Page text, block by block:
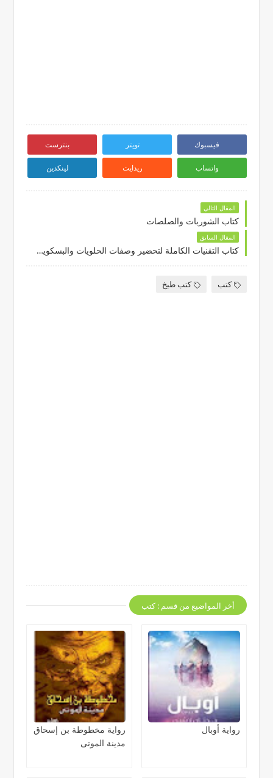
فيسبوك تويتر بنترست
واتساب ريدايت لينكدين
المقال التالي
كتاب الشوربات والصلصات
المقال السابق
كتاب التقنيات الكاملة لتحضير وصفات الحلويات والبسكويت والكيك
كتب كتب طبخ
أخر المواضيع من قسم : كتب
رواية أوبال
رواية مخطوطة بن إسحاق
مدينة الموتى